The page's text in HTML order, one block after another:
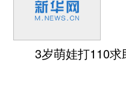
3岁萌娃打110